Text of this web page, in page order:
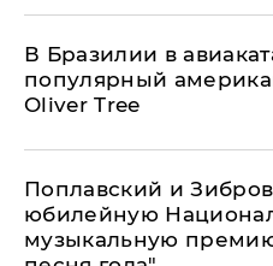
В Бразилии в
популярный
Oliver Tree
Поплавский и
юбилейную
музыкальную